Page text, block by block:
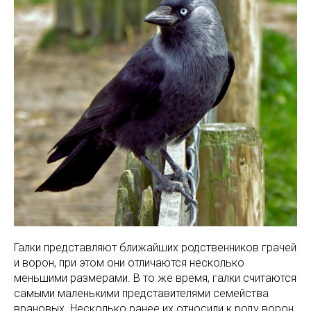
Галки представляют ближайших родственников грачей
и ворон, при этом они отличаются несколько
меньшими размерами. В то же время, галки считаются
самыми маленькими представителями семейства